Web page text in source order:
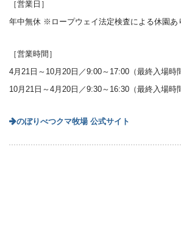
［営業日］
年中無休 ※ロープウェイ法定検査による休園あ
［営業時間］
4月21日～10月20日／9:00～17:00（最終入場時
10月21日～4月20日／9:30～16:30（最終入場時
のぼりべつクマ牧場 公式サイト